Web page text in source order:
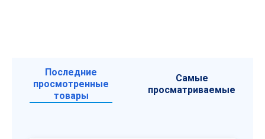
Последние
просмотренные
товары
Самые
просматриваемые